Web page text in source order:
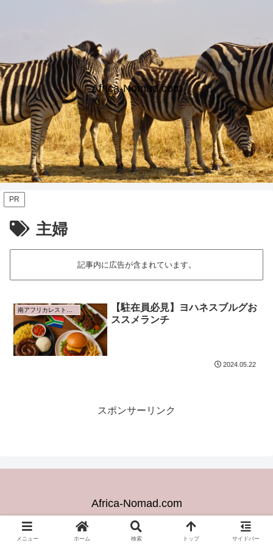
Africa-Nomad.com
PR
主婦
記事内に広告が含まれています。
【駐在員必見】ヨハネスブルグお
ススメランチ
2024.05.22
スポンサーリンク
Africa-Nomad.com
© 2024 Africa-Nomad.com.
メニュー ホーム 検索 トップ サイドバー